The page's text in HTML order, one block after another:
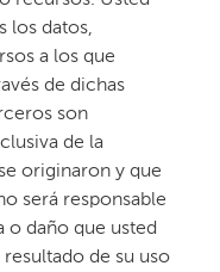
los datos,
a los que
de dichas
son
de la
originaron y que
será responsable
o daño que usted
de su uso